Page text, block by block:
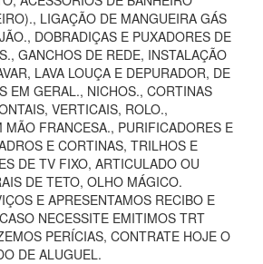
LIGAÇÃO DE MANGUEIRA GÁS
DOBRADIÇAS E PUXADORES DE
GANCHOS DE REDE, INSTALAÇÃO
LAVA LOUÇA E DEPURADOR, DE
EM GERAL., NICHOS., CORTINAS
VERTICAIS, ROLO.,
MÃO FRANCESA., PURIFICADORES E
E CORTINAS, TRILHOS E
DE TV FIXO, ARTICULADO OU
DE TETO, OLHO MÁGICO.
E APRESENTAMOS RECIBO E
NECESSITE EMITIMOS TRT
PERÍCIAS, CONTRATE HOJE O
DE ALUGUEL.